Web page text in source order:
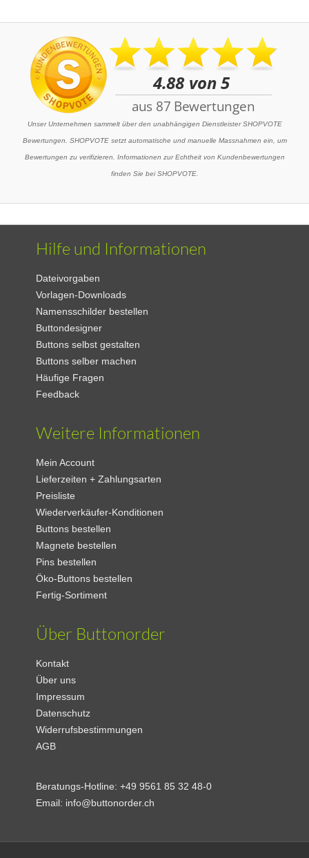
Unser Unternehmen sammelt über den unabhängigen Dienstleister SHOPVOTE
Bewertungen. SHOPVOTE setzt automatische und manuelle Massnahmen ein, um
Bewertungen zu verifizieren. Informationen zur Echtheit von Kundenbewertungen
finden Sie bei SHOPVOTE.
Hilfe und Informationen
Dateivorgaben
Vorlagen-Downloads
Namensschilder bestellen
Buttondesigner
Buttons selbst gestalten
Buttons selber machen
Häufige Fragen
Feedback
Weitere Informationen
Mein Account
Lieferzeiten + Zahlungsarten
Preisliste
Wiederverkäufer-Konditionen
Buttons bestellen
Magnete bestellen
Pins bestellen
Öko-Buttons bestellen
Fertig-Sortiment
Über Buttonorder
Kontakt
Über uns
Impressum
Datenschutz
Widerrufsbestimmungen
AGB
Beratungs-Hotline:+49 9561 85 32 48-0
Email: info@buttonorder.ch